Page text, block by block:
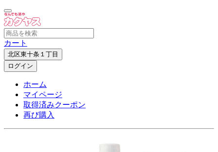
カート
北区東十条１丁目
ログイン
ホーム
マイページ
取得済みクーポン
再び購入